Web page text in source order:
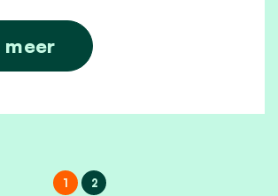
meer
1 2